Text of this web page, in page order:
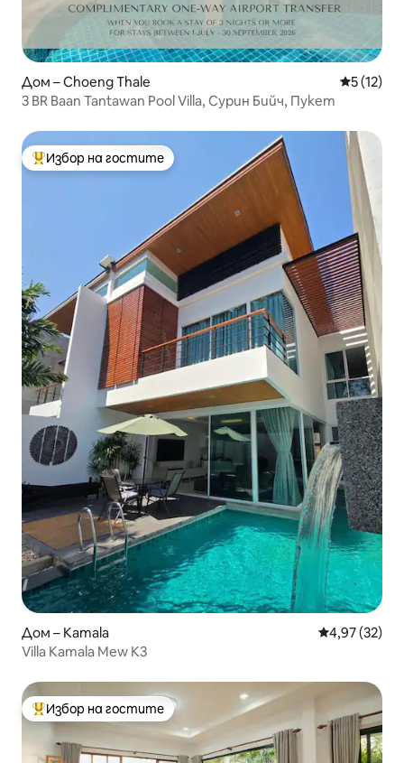
Дом – Choeng Thale Средна
5 (12)
3 BR Baan Tantawan Pool Villa, Сурин Бийч, Пукет
Най-популярен избор на гостите
Избор на гостите
Дом – Kamala Средна
4,97 (32)
Villa Kamala Mew K3
Най-популярен избор на гостите
Избор на гостите